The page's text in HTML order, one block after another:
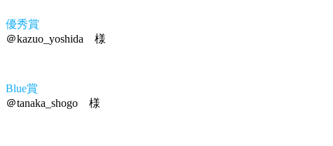
優秀賞
＠kazuo_yoshida 様
Blue賞
＠tanaka_shogo 様